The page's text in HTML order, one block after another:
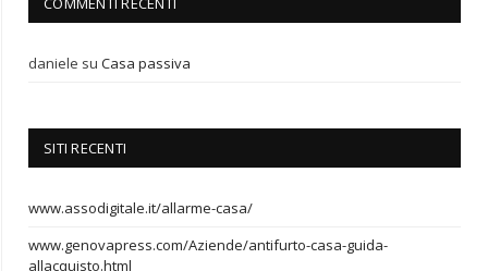
daniele su Casa passiva
SITI RECENTI
www.assodigitale.it/allarme-casa/
www.genovapress.com/Aziende/antifurto-casa-guida-
allacquisto.html